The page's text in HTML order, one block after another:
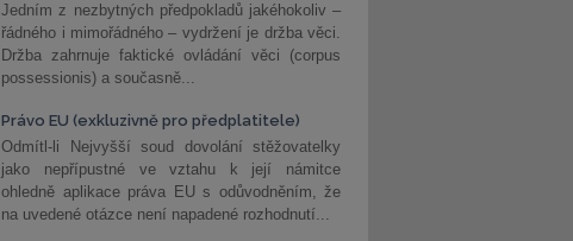
Jedním z nezbytných předpokladů jakéhokoliv –
řádného i mimořádného – vydržení je držba věci.
Držba zahrnuje faktické ovládání věci (corpus
possessionis) a současně...
Právo EU (exkluzivně pro předplatitele)
Odmítl-li Nejvyšší soud dovolání stěžovatelky
jako nepřípustné ve vztahu k její námitce
ohledně aplikace práva EU s odůvodněním, že
na uvedené otázce není napadené rozhodnutí...